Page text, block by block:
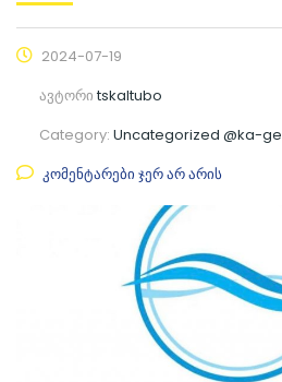
2024-07-19
ავტორიtskaltubo
Category: Uncategorized @ka-ge
კომენტარები ჯერ არ არის